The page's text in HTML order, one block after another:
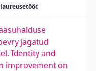
jagatud
Identity and
improvement on